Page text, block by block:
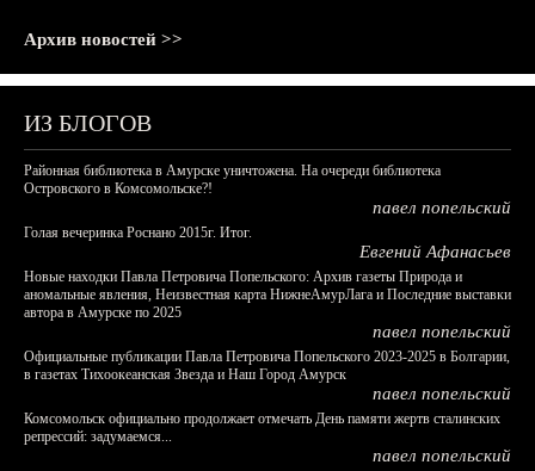
Архив новостей >>
ИЗ БЛОГОВ
Районная библиотека в Амурске уничтожена. На очереди библиотека
Островского в Комсомольске?!
павел попельский
Голая вечеринка Роснано 2015г. Итог.
Евгений Афанасьев
Новые находки Павла Петровича Попельского: Архив газеты Природа и
аномальные явления, Неизвестная карта НижнеАмурЛага и Последние выставки
автора в Амурске по 2025
павел попельский
Официальные публикации Павла Петровича Попельского 2023-2025 в Болгарии,
в газетах Тихоокеанская Звезда и Наш Город Амурск
павел попельский
Комсомольск официально продолжает отмечать День памяти жертв сталинских
репрессий: задумаемся...
павел попельский